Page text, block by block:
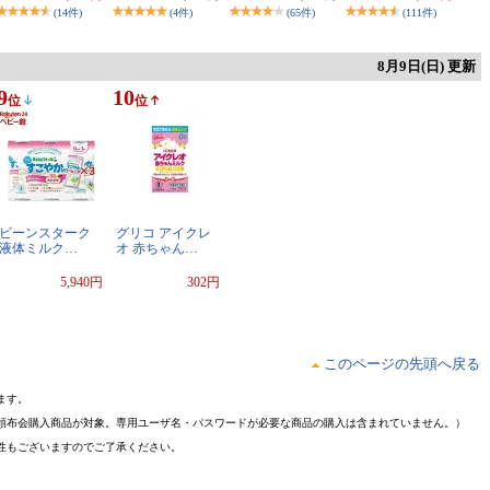
(14件) (4件) (65件) (111件)
8月9日(日) 更新
位
ビーンスターク
液体ミルク…
5,940円
10位
グリコ アイクレ
オ 赤ちゃん…
302円
このページの先頭へ戻る
。
会購入商品が対象。専用ユーザ名・パスワードが必要な商品の購入は含まれていません。）
ございますのでご了承ください。